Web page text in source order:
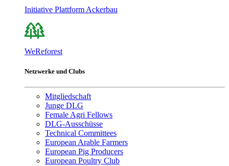
Initiative Plattform Ackerbau
WeReforest
Netzwerke und Clubs
Mitgliedschaft
Junge DLG
Female Agri Fellows
DLG-Ausschüsse
Technical Committees
European Arable Farmers
European Pig Producers
European Poultry Club